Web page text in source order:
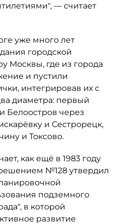
— считает
уже много лет
городской
Москвы, где из города
и пустили
интегрировав их с
диаметра: первый
Белоостров через
и Сестрорецк,
и Токсово.
как ещё в 1983 году
№128 утвердил
подземного
в которой
развитие